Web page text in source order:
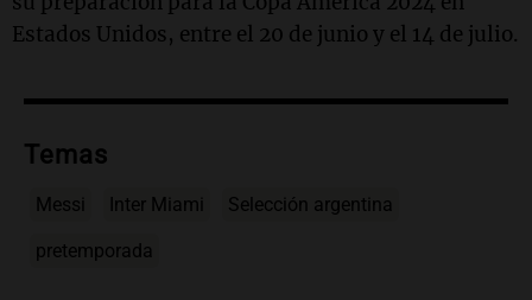
Estados Unidos, entre el 20 de junio y el 14 de julio.
Temas
Messi Inter Miami Selección argentina
pretemporada